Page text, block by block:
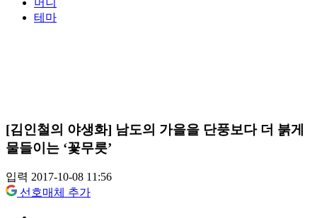
머니
테마
[김인철의 야생화] 남도의 가을을 단풍보다 더 붉게
물들이는 ‘꽃무릇’
입력 2017-10-08 11:56
선호매체 추가